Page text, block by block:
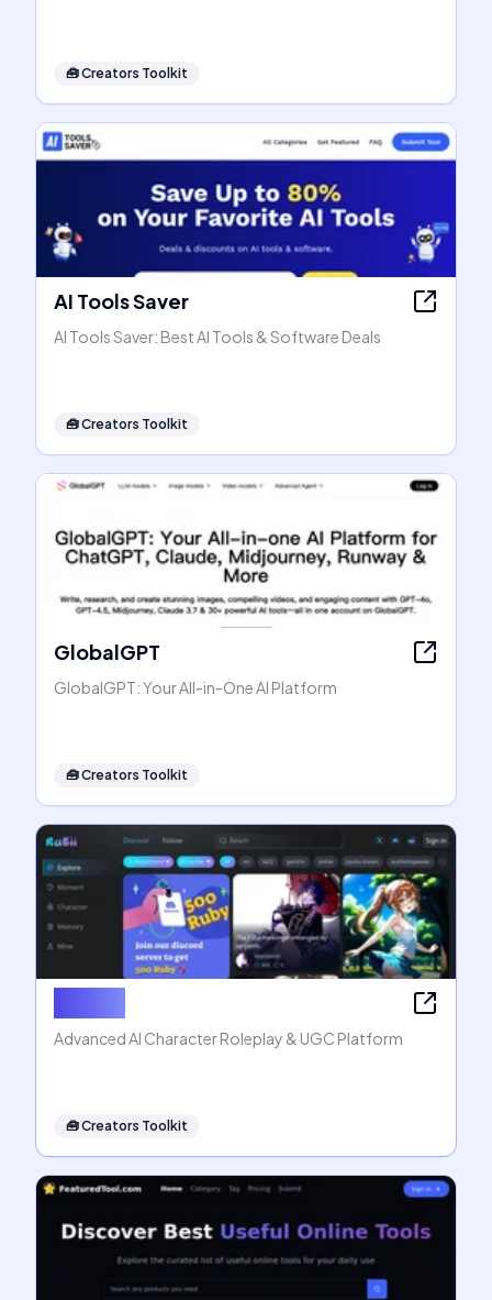
🧰Creators Toolkit
AI Tools Saver
AI Tools Saver: Best AI Tools & Software Deals
🧰Creators Toolkit
GlobalGPT
GlobalGPT: Your All-in-One AI Platform
🧰Creators Toolkit
Advanced AI Character Roleplay & UGC Platform
🧰Creators Toolkit